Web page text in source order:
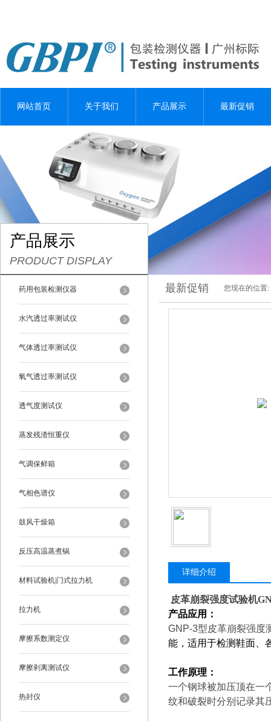
网站首页 关于我们 产品展示 最新促销
产品展示
PRODUCT DISPLAY
药用包装检测仪器
水汽透过率测试仪
气体透过率测试仪
氧气透过率测试仪
透气度测试仪
蒸发残渣恒重仪
气调保鲜箱
气相色谱仪
鼓风干燥箱
反压高温蒸煮锅
材料试验机|门式拉力机
拉力机
摩擦系数测定仪
摩擦剥离测试仪
热封仪
最新促销 您现在的位置:
详细介绍
皮革崩裂强度试验机
产品应用：
GNP-3型皮革崩裂强度
能，适用于检测鞋面、
工作原理：
一个钢球被加压顶在一
纹和破裂时分别记录其